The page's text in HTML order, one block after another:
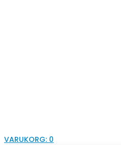
VARUKORG: 0